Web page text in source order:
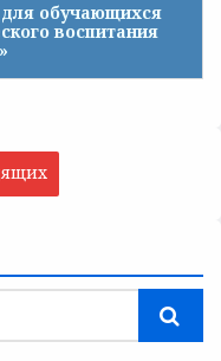
обучающихся
воспитания